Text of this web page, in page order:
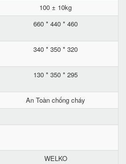
100 ± 10kg
660 * 440 * 460
340 * 350 * 320
130 * 350 * 295
An Toàn chống cháy
WELKO